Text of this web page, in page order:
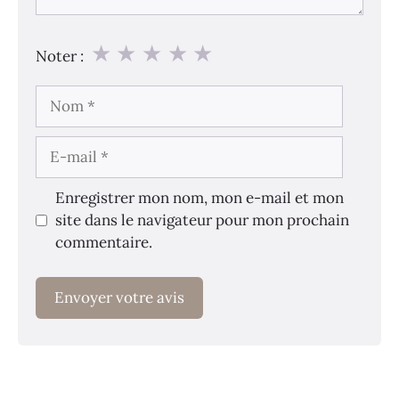
Noter : ★
★
★
★
★
Nom
E-
mail
Enregistrer mon nom, mon e-mail et mon
site dans le navigateur pour mon prochain
commentaire.